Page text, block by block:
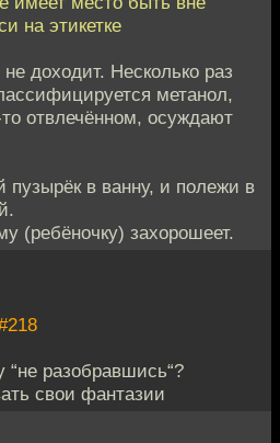
на этикетке
доходит. Несколько раз
метанол,
отвлечённом, осуждают
пузырёк в ванну, и полежи в
(ребёночку) захорошеет.
разобравшись“?
свои фантазии